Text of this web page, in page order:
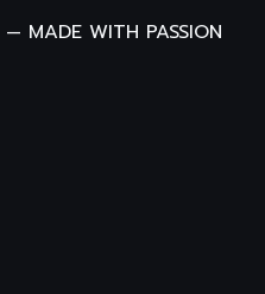
— MADE WITH PASSION